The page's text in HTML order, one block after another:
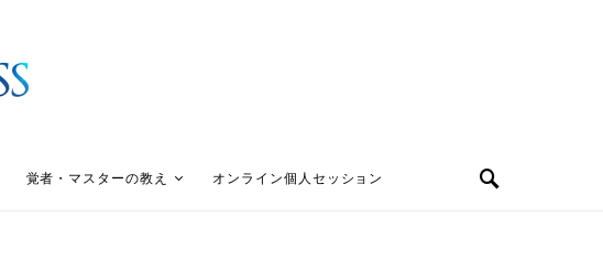
覚者・マスターの教え オンライン個人セッション